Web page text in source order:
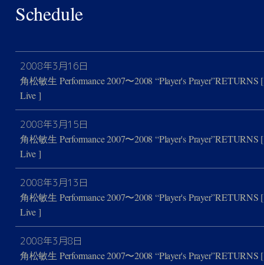
Schedule
2008年3月16日
角松敏生 Performance 2007〜2008 “Player's Prayer”RETURNS [
Live ]
2008年3月15日
角松敏生 Performance 2007〜2008 “Player's Prayer”RETURNS [
Live ]
2008年3月13日
角松敏生 Performance 2007〜2008 “Player's Prayer”RETURNS [
Live ]
2008年3月8日
角松敏生 Performance 2007〜2008 “Player's Prayer”RETURNS [